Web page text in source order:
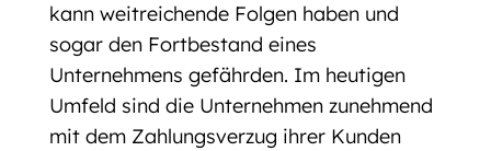
kann weitreichende Folgen haben und
sogar den Fortbestand eines
Unternehmens gefährden. Im heutigen
Umfeld sind die Unternehmen zunehmend
mit dem Zahlungsverzug ihrer Kunden